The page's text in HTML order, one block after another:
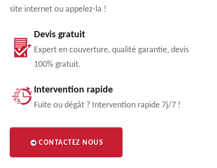
site internet ou appelez-la !
Devis gratuit
Expert en couverture, qualité garantie, devis
100% gratuit.
Intervention rapide
Fuite ou dégât ? Intervention rapide 7j/7 !
CONTACTEZ NOUS